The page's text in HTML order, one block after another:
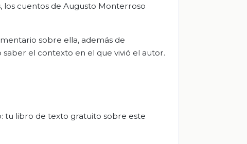
los cuentos de Augusto Monterroso
sobre ella, además de
el contexto en el que vivió el autor.
tu libro de texto gratuito sobre este